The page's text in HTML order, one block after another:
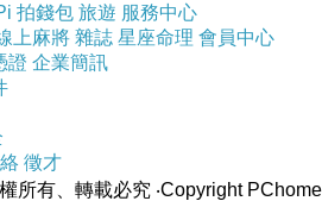
拍錢包 旅遊 服務中心
上麻將 雜誌 星座命理 會員中心
證 企業簡訊
徵才
所有、轉載必究 ‧Copyright PChome